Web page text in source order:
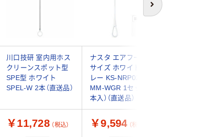
次へ
川口技研 室内用ホス
クリーンスポット型
SPE型 ホワイト
SPEL-W 2本（直送品）
ナスタ エアフープ M
サイズ ホワイト×グ
レー KS-NRP020-
MM-WGR 1セット（2
本入）（直送品）
￥11,728 （税込） ￥9,594 （税込）